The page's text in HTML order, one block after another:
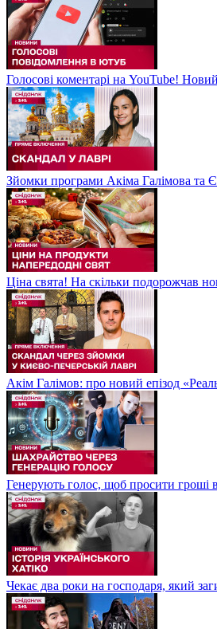
Голосові коментарі на YouTube!
Зйомки програми Акіма Галімова
Ціна свята! На скільки подорожчав
Акім Галімов: про новий епізод
Генерують голос, щоб просити гроші
Чекає два роки на господаря, який